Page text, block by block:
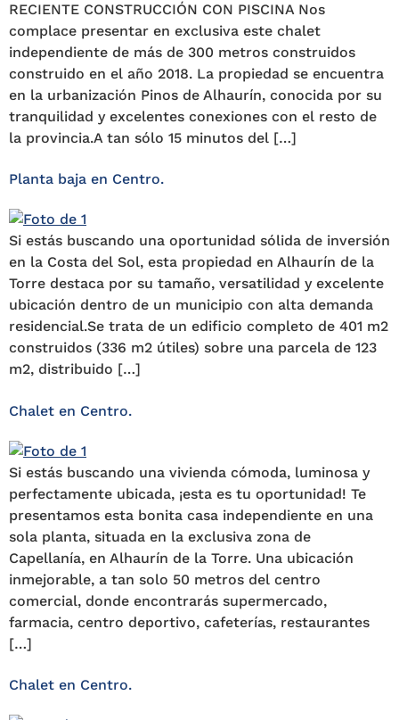
RECIENTE CONSTRUCCIÓN CON PISCINA Nos
complace presentar en exclusiva este chalet
independiente de más de 300 metros construidos
construido en el año 2018. La propiedad se encuentra
en la urbanización Pinos de Alhaurín, conocida por su
tranquilidad y excelentes conexiones con el resto de
la provincia.A tan sólo 15 minutos del […]
Planta baja en Centro.
Si estás buscando una oportunidad sólida de inversión
en la Costa del Sol, esta propiedad en Alhaurín de la
Torre destaca por su tamaño, versatilidad y excelente
ubicación dentro de un municipio con alta demanda
residencial.Se trata de un edificio completo de 401 m2
construidos (336 m2 útiles) sobre una parcela de 123
m2, distribuido […]
Chalet en Centro.
Si estás buscando una vivienda cómoda, luminosa y
perfectamente ubicada, ¡esta es tu oportunidad! Te
presentamos esta bonita casa independiente en una
sola planta, situada en la exclusiva zona de
Capellanía, en Alhaurín de la Torre. Una ubicación
inmejorable, a tan solo 50 metros del centro
comercial, donde encontrarás supermercado,
farmacia, centro deportivo, cafeterías, restaurantes
[…]
Chalet en Centro.